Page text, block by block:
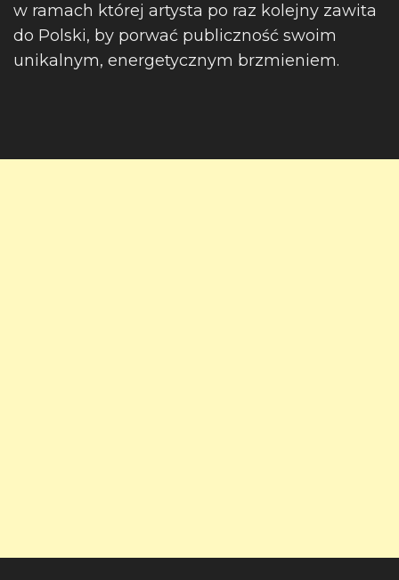
w ramach której artysta po raz kolejny zawita
do Polski, by porwać publiczność swoim
unikalnym, energetycznym brzmieniem.